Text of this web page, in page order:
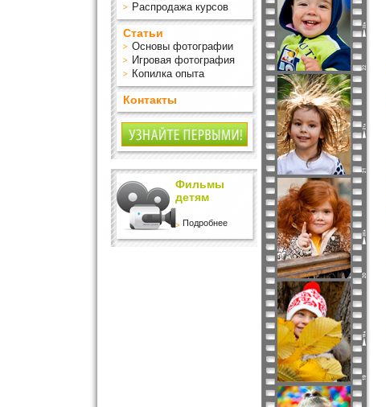
Распродажа курсов
Статьи
Основы фотографии
Игровая фотография
Копилка опыта
Контакты
Фильмы
детям
Подробнее